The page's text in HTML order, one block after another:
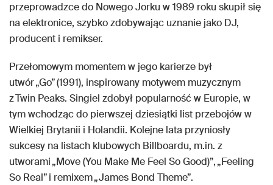
przeprowadzce do Nowego Jorku w 1989 roku skupił się
na elektronice, szybko zdobywając uznanie jako DJ,
producent i remikser.
Przełomowym momentem w jego karierze był
utwór „Go” (1991), inspirowany motywem muzycznym
z Twin Peaks. Singiel zdobył popularność w Europie, w
tym wchodząc do pierwszej dziesiątki list przebojów w
Wielkiej Brytanii i Holandii. Kolejne lata przyniosły
sukcesy na listach klubowych Billboardu, m.in. z
utworami „Move (You Make Me Feel So Good)”, „Feeling
So Real” i remixem „James Bond Theme”.